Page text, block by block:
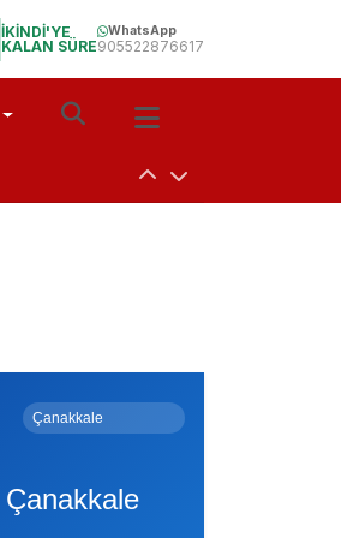
İKİNDİ'YE
KALAN SÜRE
WhatsApp
905522876617
Çanakkale